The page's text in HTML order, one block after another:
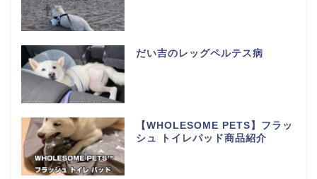
だい吉のレッグペルテス病
【WHOLESOME PETS】フラッ
シュ トイレパッド商品紹介